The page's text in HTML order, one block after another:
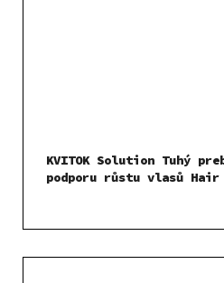
KVITOK Solution Tuhý
podporu růstu vlasů